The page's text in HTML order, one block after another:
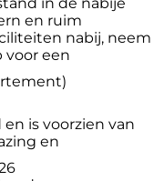
in de nabije
en ruim
nabij, neem
voor een
is voorzien van
en